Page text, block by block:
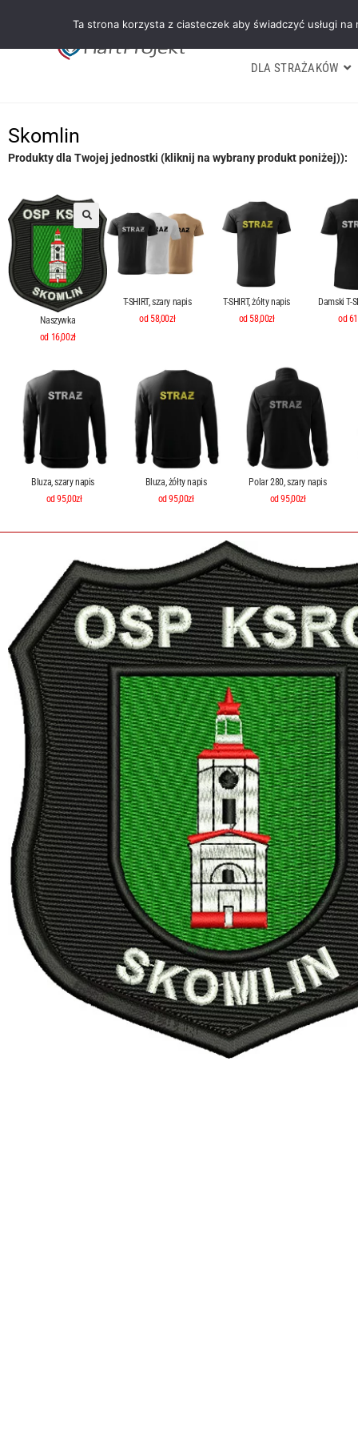
DLA STRAŻAKÓW
Skomlin
Produkty dla Twojej jednostki (kliknij na wybrany produkt poniżej)):
Naszywka
od 16,00zł
T-SHIRT, szary napis
od 58,00zł
T-SHIRT, żółty napis
od 58,00zł
Damski T-
od
Bluza, szary napis
od 95,00zł
Bluza, żółty napis
od 95,00zł
Polar 280, szary napis
od 95,00zł
Ta strona korzysta z ciasteczek aby świadczyć usługi